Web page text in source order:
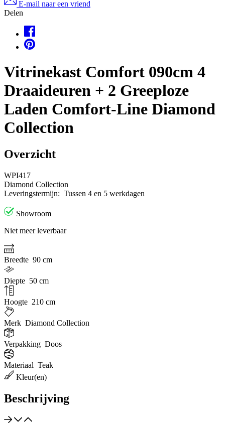
E-mail naar een vriend
Delen
Vitrinekast Comfort 090cm 4
Draaideuren + 2 Greeploze
Laden Comfort-Line Diamond
Collection
Overzicht
WPI417
Diamond Collection
Leveringstermijn: Tussen 4 en 5 werkdagen
Showroom
Niet meer leverbaar
Breedte 90 cm
Diepte 50 cm
Hoogte 210 cm
Merk Diamond Collection
Verpakking Doos
Materiaal Teak
Kleur(en)
Beschrijving